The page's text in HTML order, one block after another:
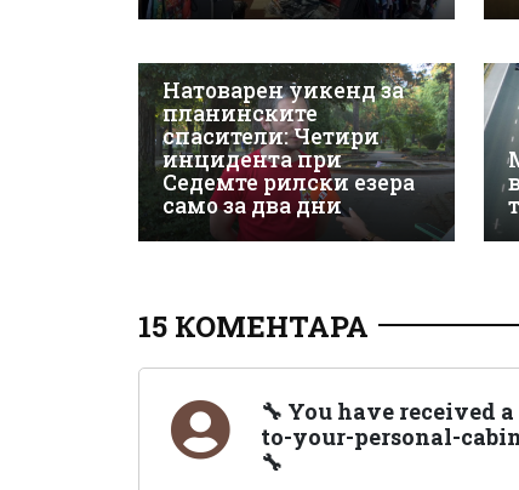
Натоварен уикенд за
планинските
спасители: Четири
инцидента при
Седемте рилски езера
само за два дни
15 КОМЕНТАРА
🔧 You have received
to-your-personal-
🔧